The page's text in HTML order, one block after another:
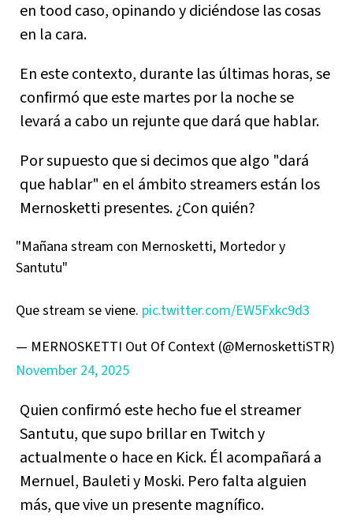
en tood caso, opinando y diciéndose las cosas
en la cara.
En este contexto, durante las últimas horas, se
confirmó que este martes por la noche se
levará a cabo un rejunte que dará que hablar.
Por supuesto que si decimos que algo "dará
que hablar" en el ámbito streamers están los
Mernosketti presentes. ¿Con quién?
"Mañana stream con Mernosketti, Mortedor y
Santutu"
Que stream se viene. pic.twitter.com/EW5Fxkc9d3
— MERNOSKETTI Out Of Context (@MernoskettiSTR)
November 24, 2025
Quien confirmó este hecho fue el streamer
Santutu, que supo brillar en Twitch y
actualmente o hace en Kick. Él acompañará a
Mernuel, Bauleti y Moski. Pero falta alguien
más, que vive un presente magnífico.